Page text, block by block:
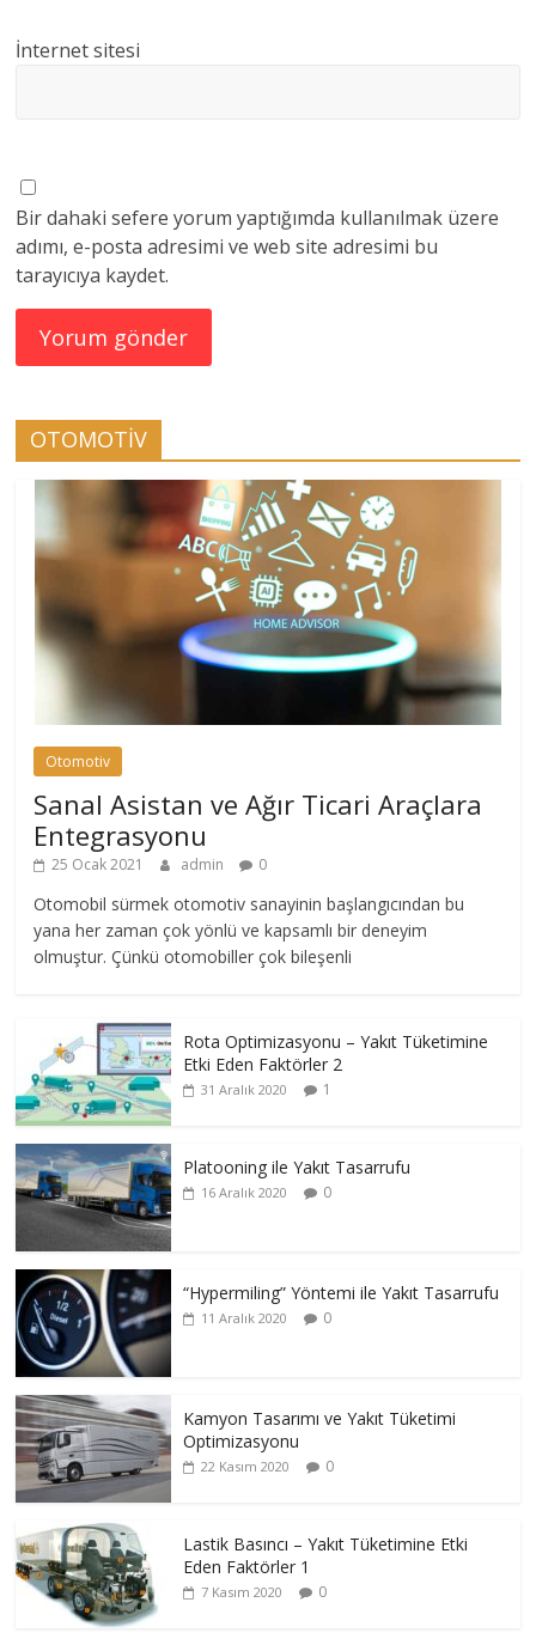
İnternet sitesi
Bir dahaki sefere yorum yaptığımda kullanılmak üzere
adımı, e-posta adresimi ve web site adresimi bu
tarayıcıya kaydet.
OTOMOTİV
Otomotiv
Sanal Asistan ve Ağır Ticari Araçlara
Entegrasyonu
25 Ocak 2021 admin 0
Otomobil sürmek otomotiv sanayinin başlangıcından bu
yana her zaman çok yönlü ve kapsamlı bir deneyim
olmuştur. Çünkü otomobiller çok bileşenli
Rota Optimizasyonu – Yakıt Tüketimine
Etki Eden Faktörler 2
31 Aralık 2020 1
Platooning ile Yakıt Tasarrufu
16 Aralık 2020 0
“Hypermiling” Yöntemi ile Yakıt Tasarrufu
11 Aralık 2020 0
Kamyon Tasarımı ve Yakıt Tüketimi
Optimizasyonu
22 Kasım 2020 0
Lastik Basıncı – Yakıt Tüketimine Etki
Eden Faktörler 1
7 Kasım 2020 0